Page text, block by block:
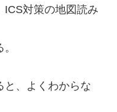
対策の地図読み
と、よくわからな